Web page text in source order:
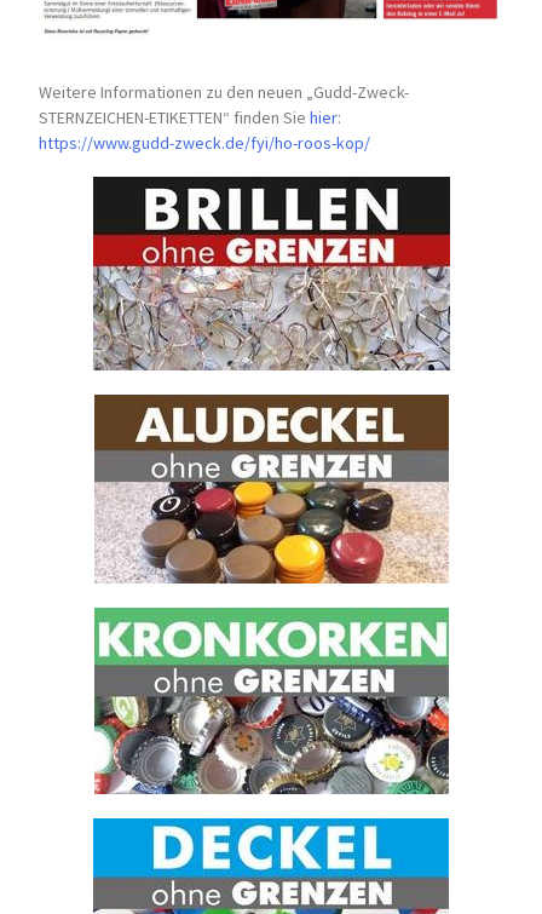
Weitere Informationen zu den neuen „Gudd-Zweck-
STERNZEICHEN-ETIKETTEN“ finden Siehier:
https://www.gudd-zweck.de/fyi/ho-roos-kop/